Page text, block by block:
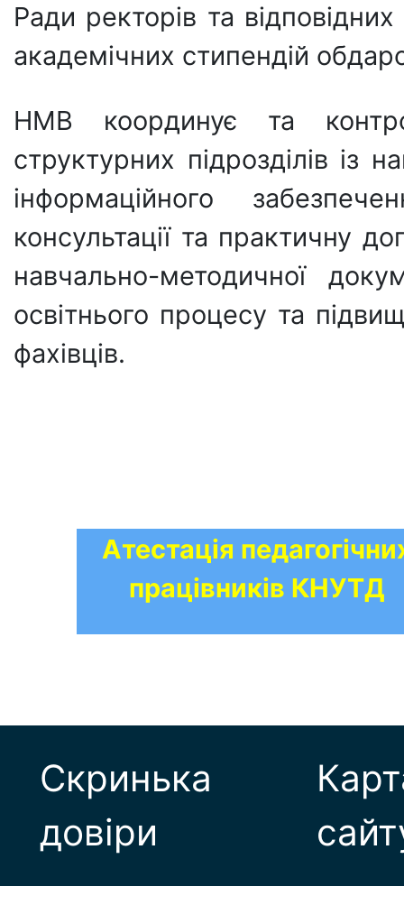
Ради ректорів та
академічних стипендій
НМВ координує та
структурних підрозділів із
інформаційного
консультації та практичну
навчально-методичної
освітнього процесу та
фахівців.
Атестація
працівників КНУТД
Скринька
довіри